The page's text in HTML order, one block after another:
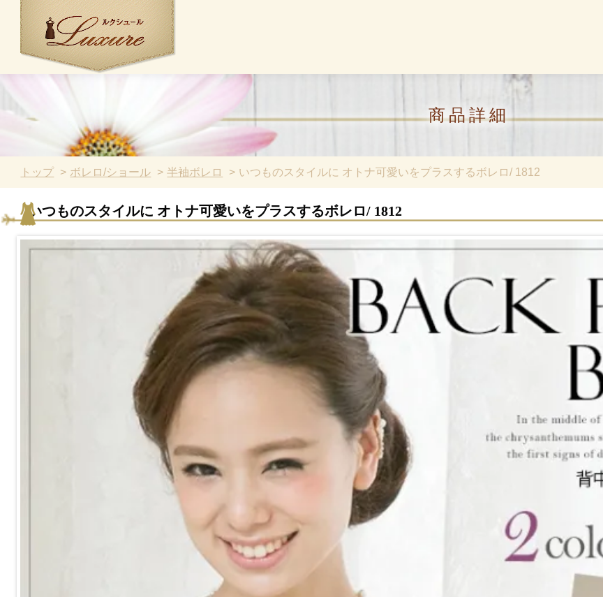
商品詳細
トップ ボレロ/ショール 半袖ボレロ いつものスタイルに オトナ可愛いをプラスするボレロ/ 1812
いつものスタイルに オトナ可愛いをプラスするボレロ/ 1812